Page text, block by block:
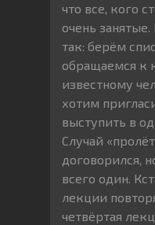
что все, кого
очень
так: берём
обращаемся к
известному
хотим
выступить в
Случай
договорился,
всего один.
лекции
четвёртая